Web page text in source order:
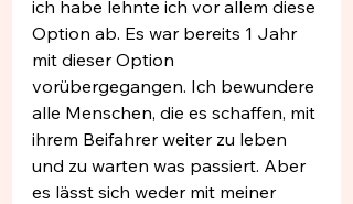
ich habe lehnte ich vor allem diese
Option ab. Es war bereits 1 Jahr
mit dieser Option
vorübergegangen. Ich bewundere
alle Menschen, die es schaffen, mit
ihrem Beifahrer weiter zu leben
und zu warten was passiert. Aber
es lässt sich weder mit meiner